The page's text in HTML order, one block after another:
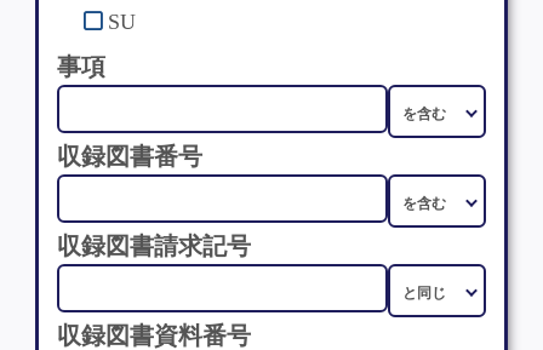
SU
事項
収録図書番号
収録図書請求記号
収録図書資料番号